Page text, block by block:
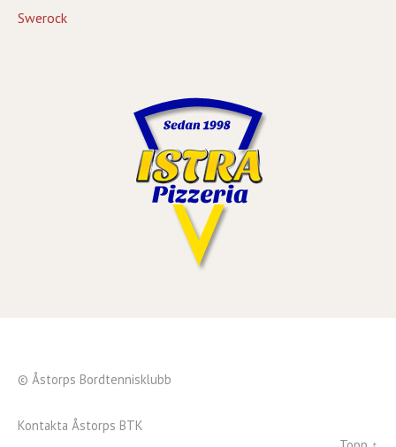
Swerock
© Åstorps Bordtennisklubb
Kontakta Åstorps BTK